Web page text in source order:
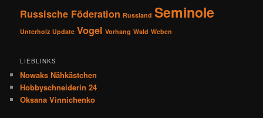
Russische Föderation Russland Seminole
Unterholz Update Vogel Vorhang Wald Weben
LIEBLINKS
Nowaks Nähkästchen
Hobbyschneiderin 24
Oksana Vinnichenko